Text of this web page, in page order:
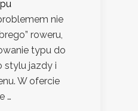
nie
roweru,
typu do
stylu jazdy i
W ofercie
…